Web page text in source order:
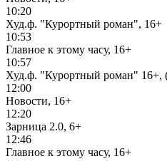
10:20
Худ.ф. "Курортный роман", 16+
10:53
Главное к этому часу, 16+
10:57
Худ.ф. "Курортный роман" 16+,
12:00
Новости, 16+
12:20
Зарница 2.0, 6+
12:46
Главное к этому часу, 16+